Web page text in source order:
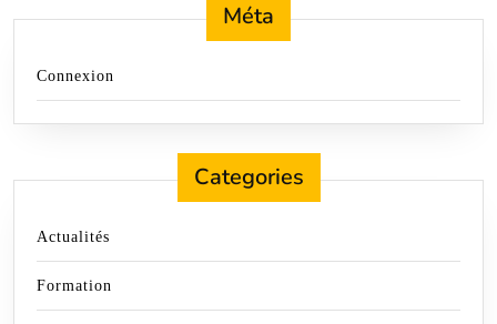
Méta
Connexion
Categories
Actualités
Formation